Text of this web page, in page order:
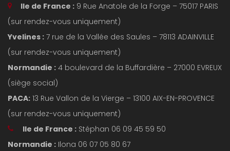
Ile de France : 9 Rue Anatole de la Forge – 75017 PARIS
(sur rendez-vous uniquement)
Yvelines : 7 rue de la Vallée des Saules – 78113 ADAINVILLE
(sur rendez-vous uniquement)
Normandie : 4 boulevard de la Buffardière – 27000 EVREUX
(siège social)
PACA: 13 Rue Vallon de la Vierge – 13100 AIX-EN-PROVENCE
(sur rendez-vous uniquement)
Ile de France : Stéphan 06 09 45 59 50
Normandie : Ilona 06 07 05 80 67